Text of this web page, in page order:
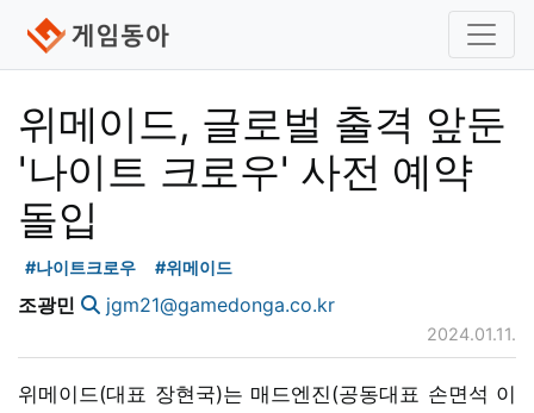
위메이드, 글로벌 출격 앞둔
'나이트 크로우' 사전 예약
돌입
#나이트크로우 #위메이드
조광민 jgm21@gamedonga.co.kr
2024.01.11.
위메이드(대표 장현국)는 매드엔진(공동대표 손면석 이